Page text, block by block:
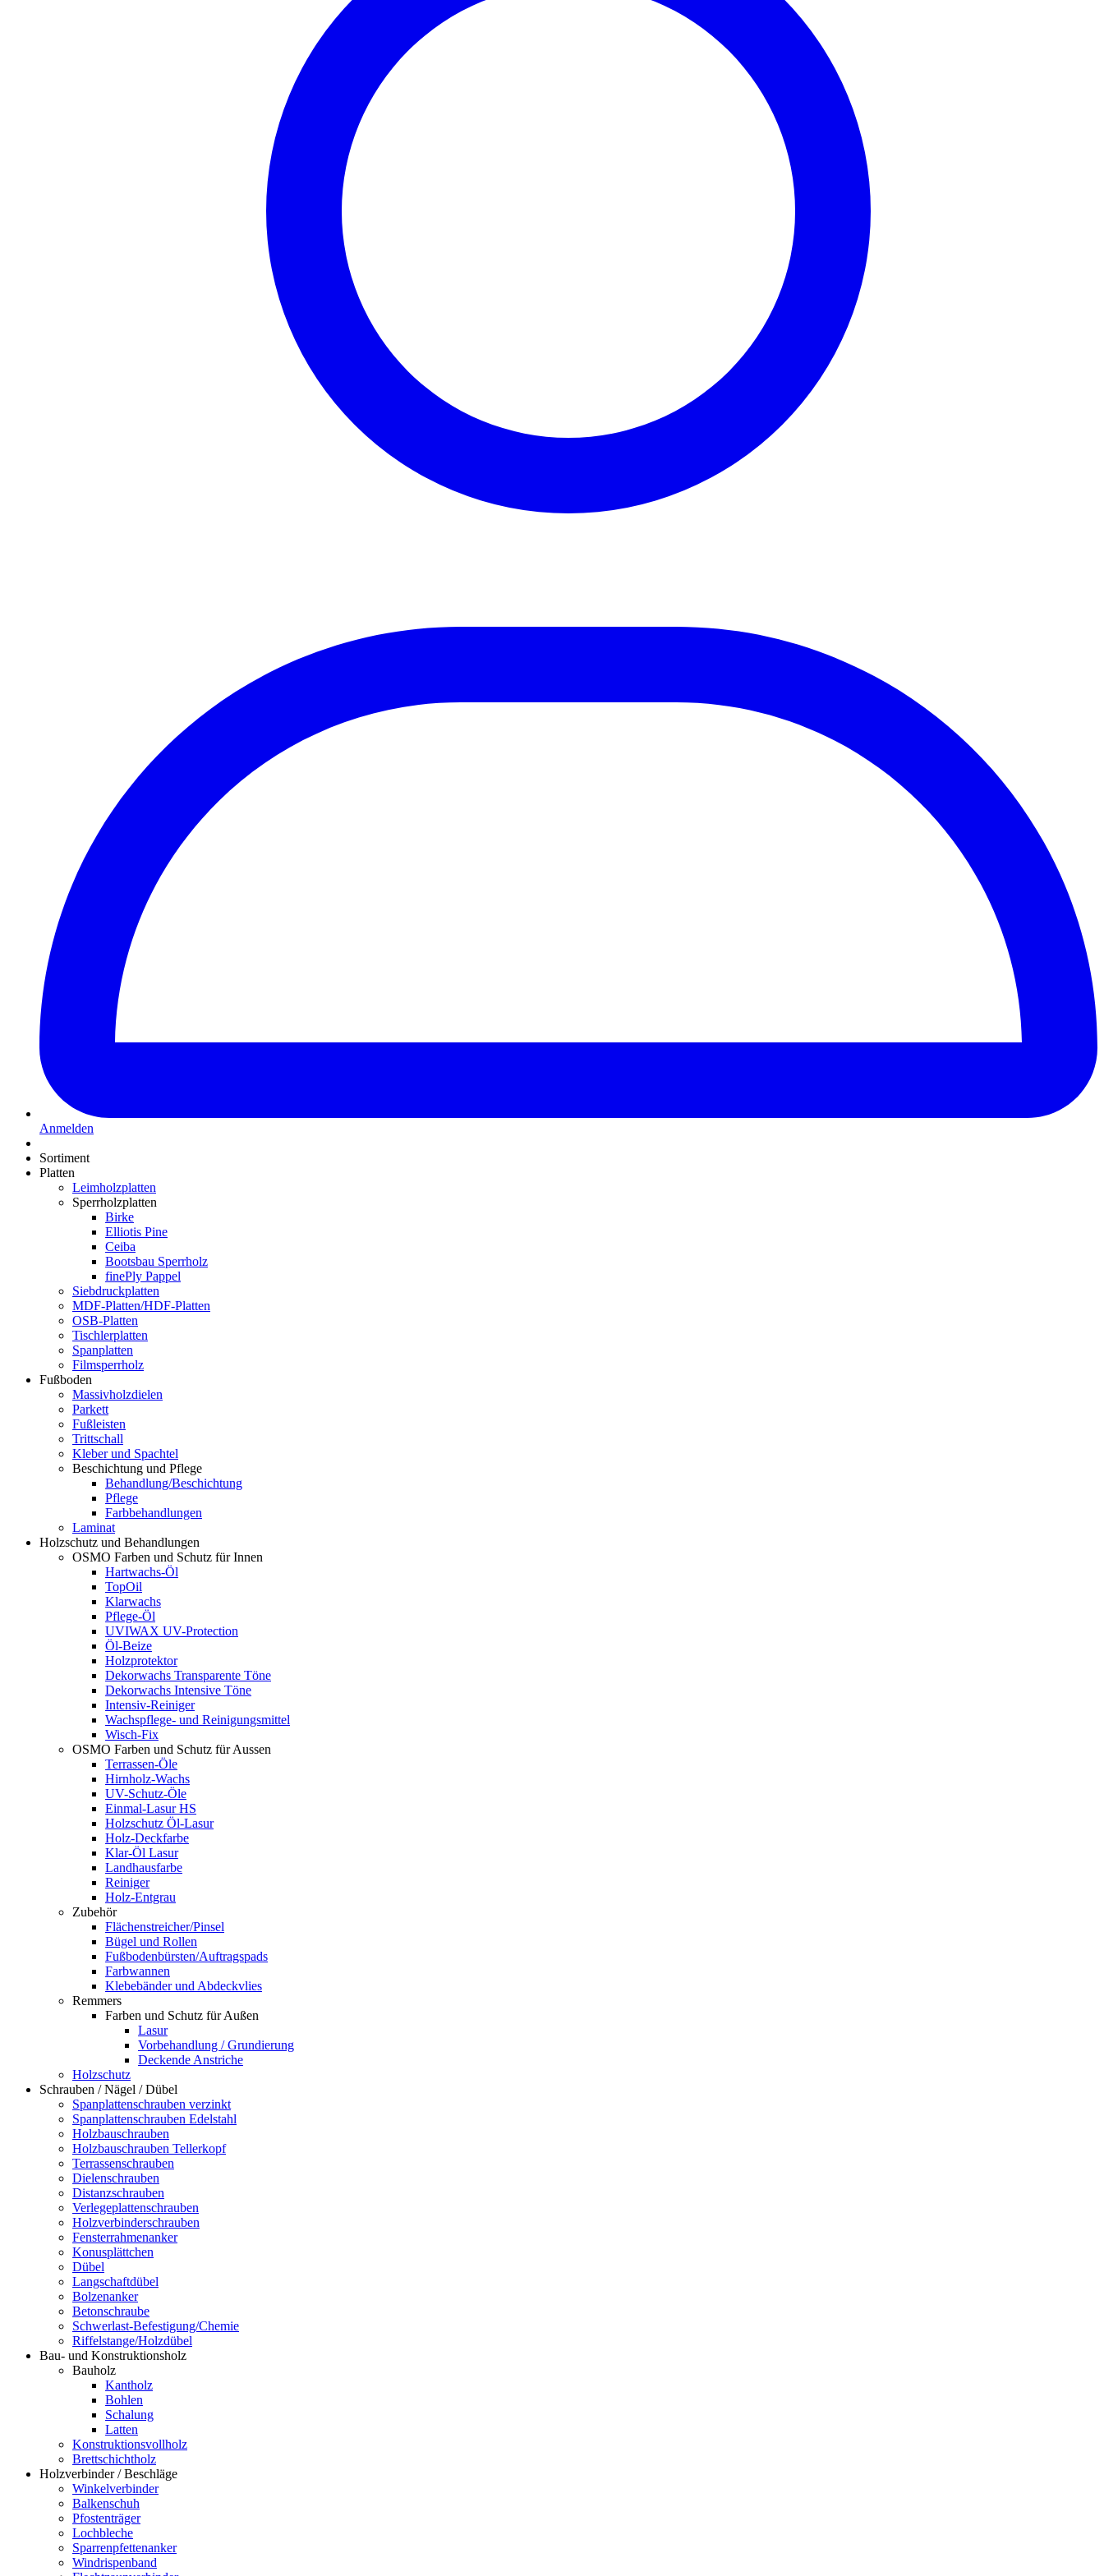
Anmelden
Sortiment
Platten
Leimholzplatten
Sperrholzplatten
Birke
Elliotis Pine
Ceiba
Bootsbau Sperrholz
finePly Pappel
Siebdruckplatten
MDF-Platten/HDF-Platten
OSB-Platten
Tischlerplatten
Spanplatten
Filmsperrholz
Fußboden
Massivholzdielen
Parkett
Fußleisten
Trittschall
Kleber und Spachtel
Beschichtung und Pflege
Behandlung/Beschichtung
Pflege
Farbbehandlungen
Laminat
Holzschutz und Behandlungen
OSMO Farben und Schutz für Innen
Hartwachs-Öl
TopOil
Klarwachs
Pflege-Öl
UVIWAX UV-Protection
Öl-Beize
Holzprotektor
Dekorwachs Transparente Töne
Dekorwachs Intensive Töne
Intensiv-Reiniger
Wachspflege- und Reinigungsmittel
Wisch-Fix
OSMO Farben und Schutz für Aussen
Terrassen-Öle
Hirnholz-Wachs
UV-Schutz-Öle
Einmal-Lasur HS
Holzschutz Öl-Lasur
Holz-Deckfarbe
Klar-Öl Lasur
Landhausfarbe
Reiniger
Holz-Entgrau
Zubehör
Flächenstreicher/Pinsel
Bügel und Rollen
Fußbodenbürsten/Auftragspads
Farbwannen
Klebebänder und Abdeckvlies
Remmers
Farben und Schutz für Außen
Lasur
Vorbehandlung / Grundierung
Deckende Anstriche
Holzschutz
Schrauben / Nägel / Dübel
Spanplattenschrauben verzinkt
Spanplattenschrauben Edelstahl
Holzbauschrauben
Holzbauschrauben Tellerkopf
Terrassenschrauben
Dielenschrauben
Distanzschrauben
Verlegeplattenschrauben
Holzverbinderschrauben
Fensterrahmenanker
Konusplättchen
Dübel
Langschaftdübel
Bolzenanker
Betonschraube
Schwerlast-Befestigung/Chemie
Riffelstange/Holzdübel
Bau- und Konstruktionsholz
Bauholz
Kantholz
Bohlen
Schalung
Latten
Konstruktionsvollholz
Brettschichtholz
Holzverbinder / Beschläge
Winkelverbinder
Balkenschuh
Pfostenträger
Lochbleche
Sparrenpfettenanker
Windrispenband